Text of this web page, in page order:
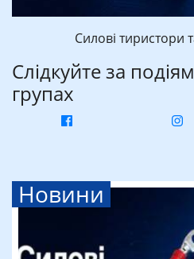
Силові тиристори
Слідкуйте за
групах
Новини